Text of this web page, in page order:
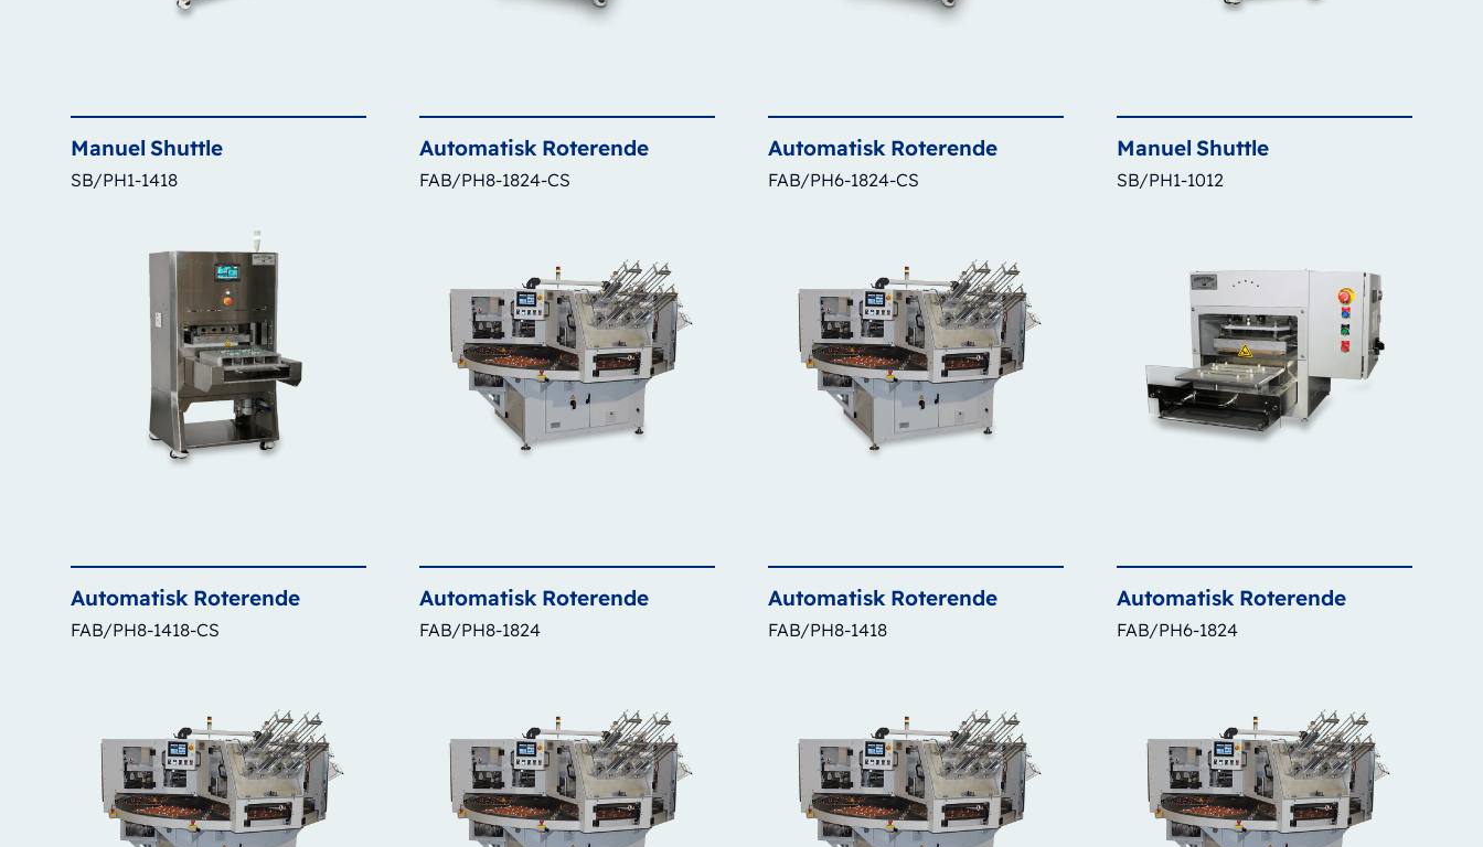
Manuel Shuttle
SB/PH1-1418
Automatisk Roterende
FAB/PH8-1824-CS
Automatisk Roterende
FAB/PH6-1824-CS
Manuel Shuttle
SB/PH1-1012
Automatisk Roterende
FAB/PH8-1418-CS
Automatisk Roterende
FAB/PH8-1824
Automatisk Roterende
FAB/PH8-1418
Automatisk Roterende
FAB/PH6-1824